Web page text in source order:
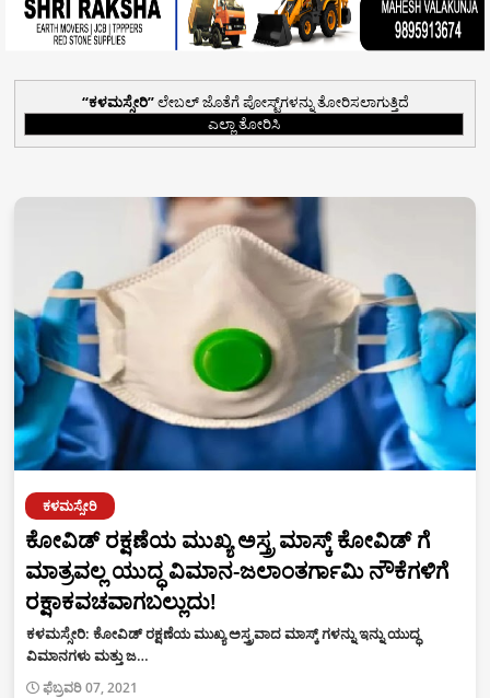
ಕಳಮಸ್ಸೇರಿ ಲೇಬಲ್ ಜೊತೆಗೆ ಪೋಸ್ಟ್‌ಗಳನ್ನು ತೋರಿಸಲಾಗುತ್ತಿದೆ
ಎಲ್ಲಾ ತೋರಿಸಿ
ಕಳಮಸ್ಸೇರಿ
ಕೋವಿಡ್ ರಕ್ಷಣೆಯ ಮುಖ್ಯ ಅಸ್ತ್ರ ಮಾಸ್ಕ್ ಕೋವಿಡ್ ಗೆ
ಮಾತ್ರವಲ್ಲ ಯುದ್ಧ ವಿಮಾನ-ಜಲಾಂತರ್ಗಾಮಿ ನೌಕೆಗಳಿಗೆ
ರಕ್ಷಾಕವಚವಾಗಬಲ್ಲುದು!
ಕಳಮಸ್ಸೇರಿ: ಕೋವಿಡ್ ರಕ್ಷಣೆಯ ಮುಖ್ಯ ಅಸ್ತ್ರವಾದ ಮಾಸ್ಕ್ ಗಳನ್ನು ಇನ್ನು ಯುದ್ಧ
ವಿಮಾನಗಳು ಮತ್ತು ಜ…
ಫೆಬ್ರವರಿ 07, 2021